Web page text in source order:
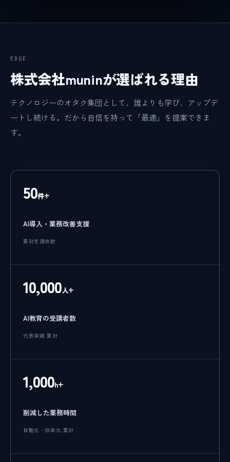
EDGE
株式会社muninが選ばれる理由
テクノロジーのオタク集団として、誰よりも学び、アップデ
ートし続ける。だから自信を持って「最適」を提案できま
す。
50件+
AI導入・業務改善支援
累計支援件数
10,000人+
AI教育の受講者数
代表実績 累計
1,000h+
削減した業務時間
自動化・効率化 累計